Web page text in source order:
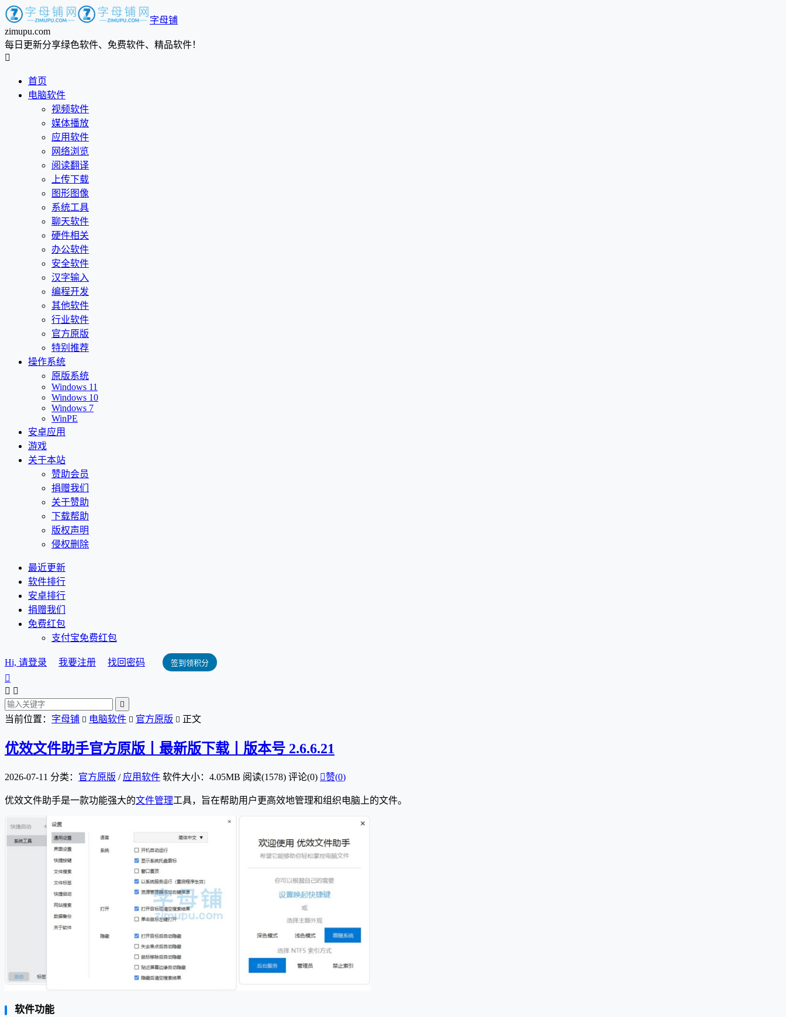
字母铺
zimupu.com
每日更新分享绿色软件、免费软件、精品软件！

首页
电脑软件
视频软件
媒体播放
应用软件
网络浏览
阅读翻译
上传下载
图形图像
系统工具
聊天软件
硬件相关
办公软件
安全软件
汉字输入
编程开发
其他软件
行业软件
官方原版
特别推荐
操作系统
原版系统
Windows 11
Windows 10
Windows 7
WinPE
安卓应用
游戏
关于本站
赞助会员
捐赠我们
关于赞助
下载帮助
版权声明
侵权删除
最近更新
软件排行
安卓排行
捐赠我们
免费红包
支付宝免费红包
Hi, 请登录 我要注册 找回密码 签到领积分

 

当前位置： 字母铺  电脑软件  官方原版  正文
优效文件助手官方原版丨最新版下载丨版本号 2.6.6.21
2026-07-11 分类： 官方原版 / 应用软件 软件大小：4.05MB 阅读(1578) 评论(0) 赞(0)
优效文件助手是一款功能强大的文件管理工具，旨在帮助用户更高效地管理和组织电脑上的文件。
软件功能